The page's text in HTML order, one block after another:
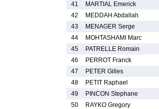
41
MARTIAL Emerick
42
MEDDAH Abdallah
43
MENAGER Serge
44
MOHTASHAMI Marc
45
PATRELLE Romain
46
PERROT Franck
47
PETER Gilles
48
PETIT Raphael
49
PINCON Stephane
50
RAYKO Gregory